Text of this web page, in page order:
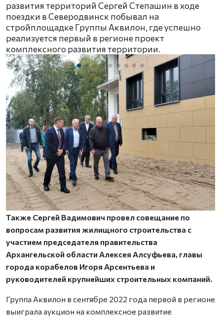
развития территорий Сергей Степашин в ходе
поездки в Северодвинск побывал на
стройплощадке Группы Аквилон, где успешно
реализуется первый в регионе проект
комплексного развития территории.
Также Сергей Вадимович провел совещание по
вопросам развития жилищного строительства с
участием председателя правительства
Архангельской области Алексея Алсуфьева, главы
города корабелов Игоря Арсентьева и
руководителей крупнейших строительных компаний.
Группа Аквилон в сентябре 2022 года первой в регионе
выиграла аукцион на комплексное развитие